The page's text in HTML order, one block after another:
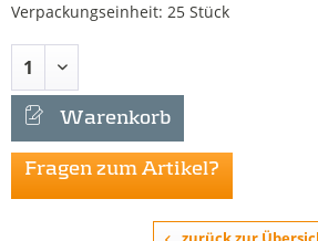
Verpackungseinheit: 25 Stück
Warenkorb
Fragen zum Artikel?